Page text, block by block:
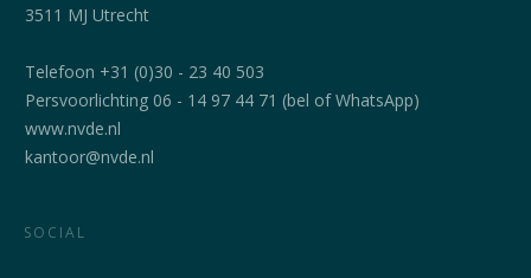
3511 MJ Utrecht
Telefoon +31 (0)30 - 23 40 503
Persvoorlichting 06 - 14 97 44 71 (bel of WhatsApp)
www.nvde.nl
kantoor@nvde.nl
SOCIAL